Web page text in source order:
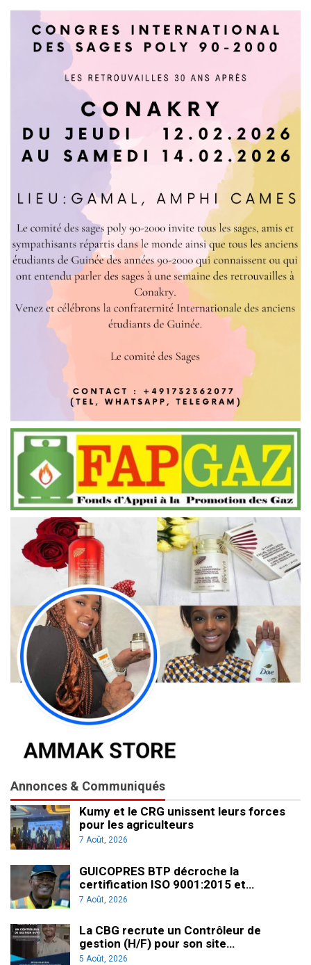
Annonces & Communiqués
Kumy et le CRG unissent leurs forces
pour les agriculteurs
7 Août, 2026
GUICOPRES BTP décroche la
certification ISO 9001:2015 et…
7 Août, 2026
La CBG recrute un Contrôleur de
gestion (H/F) pour son site…
5 Août, 2026